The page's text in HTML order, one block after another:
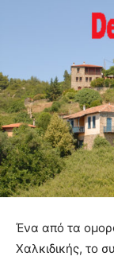
Ένα από τα
Χαλκιδικής, το